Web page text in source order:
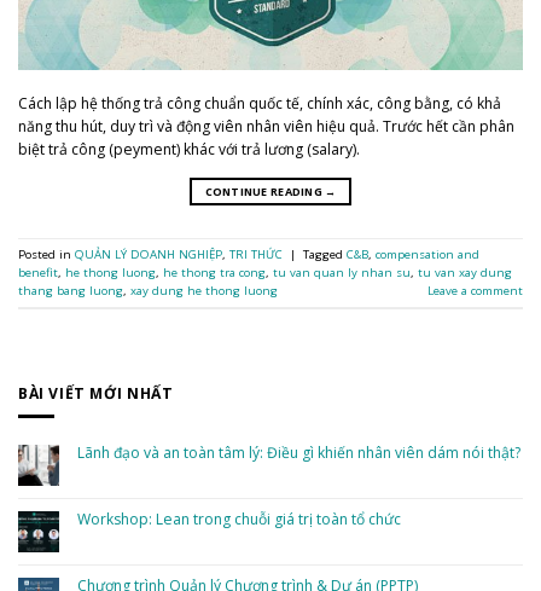
Cách lập hệ thống trả công chuẩn quốc tế, chính xác, công bằng, có khả
năng thu hút, duy trì và động viên nhân viên hiệu quả. Trước hết cần phân
biệt trả công (peyment) khác với trả lương (salary).
CONTINUE READING →
Posted in QUẢN LÝ DOANH NGHIỆP, TRI THỨC | Tagged C&B, compensation and
benefit, he thong luong, he thong tra cong, tu van quan ly nhan su, tu van xay dung
thang bang luong, xay dung he thong luong Leave a comment
BÀI VIẾT MỚI NHẤT
Lãnh đạo và an toàn tâm lý: Điều gì khiến nhân viên dám nói thật?
đạo
lý:
Workshop: Lean trong chuỗi giá trị toàn tổ chức
Workshop:
Chương trình Quản lý Chương trình & Dự án (PPTP)